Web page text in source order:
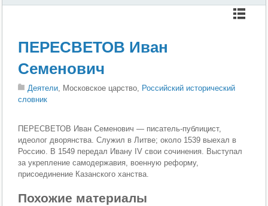
ПЕРЕСВЕТОВ Иван
Семенович
Деятели, Московское царство, Российский исторический
словник
ПЕРЕСВЕТОВ Иван Семенович — писатель-публицист,
идеолог дворянства. Служил в Литве; около 1539 выехал в
Россию. В 1549 передал Ивану IV свои сочинения. Выступал
за укрепление самодержавия, военную реформу,
присоединение Казанского ханства.
Похожие материалы